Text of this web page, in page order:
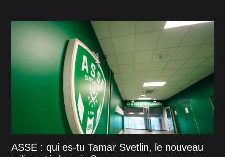
ASSE : qui es-tu Tamar Svetlin, le nouveau